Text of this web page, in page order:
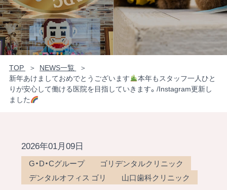
TOP
NEWS一覧
新年あけましておめでとうございます
本年もスタッフ一人ひと
りが安心して働ける医院を目指していきます。/Instagram更新し
ました
2026年01月09日
G・D・Cグループ
ゴリデンタルクリニック
デンタルオフィス ゴリ
山口歯科クリニック